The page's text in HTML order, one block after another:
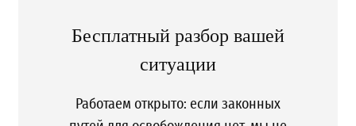
Бесплатный разбор вашей
ситуации
Работаем открыто: если законных